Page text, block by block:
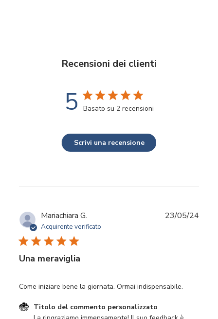
Recensioni dei clienti
5 Basato su 2 recensioni
Scrivi una recensione
Mariachiara G.
Acquirente verificato
Una meraviglia
Come iniziare bene la giornata. Ormai indispensabile.
Commenti del proprietario del negozio sulla recensione
Titolo del commento personalizzato
Data
23/05/24